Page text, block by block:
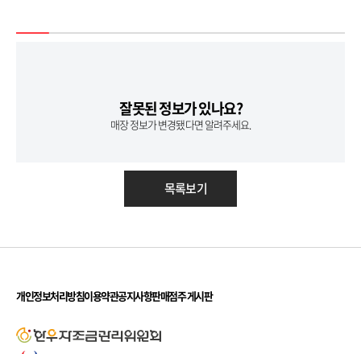
잘못된 정보가 있나요?
매장 정보가 변경됐다면 알려주세요.
목록보기
개인정보처리방침이용약관공지사항판매점주 게시판